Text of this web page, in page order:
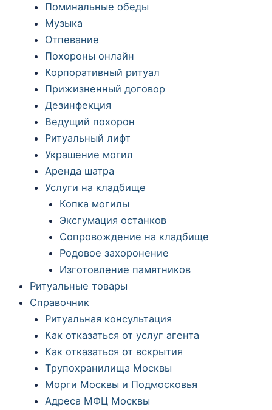
Поминальные обеды
Музыка
Отпевание
Похороны онлайн
Корпоративный ритуал
Прижизненный договор
Дезинфекция
Ведущий похорон
Ритуальный лифт
Украшение могил
Аренда шатра
Услуги на кладбище
Копка могилы
Эксгумация останков
Сопровождение на кладбище
Родовое захоронение
Изготовление памятников
Ритуальные товары
Справочник
Ритуальная консультация
Как отказаться от услуг агента
Как отказаться от вскрытия
Трупохранилища Москвы
Морги Москвы и Подмосковья
Адреса МФЦ Москвы